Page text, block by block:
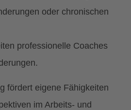
oder chronischen
professionelle Coaches
fördert eigene Fähigkeiten
im Arbeits- und